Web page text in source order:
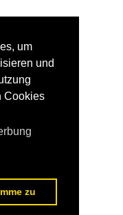
um
und
Cookies
zu